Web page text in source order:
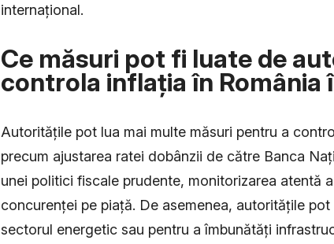
internațional.
Ce măsuri pot fi luate de
controla inflația în România
Autoritățile pot lua mai multe măsuri pentru a
precum ajustarea ratei dobânzii de către Banca
unei politici fiscale prudente, monitorizarea atentă
concurenței pe piață. De asemenea, autoritățile
sectorul energetic sau pentru a îmbunătăți